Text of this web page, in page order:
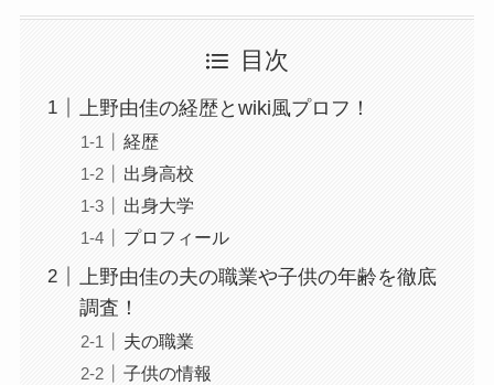
目次
上野由佳の経歴とwiki風プロフ！
経歴
出身高校
出身大学
プロフィール
上野由佳の夫の職業や子供の年齢を徹底
調査！
夫の職業
子供の情報